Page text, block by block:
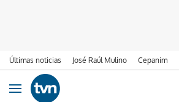
Últimas noticias José Raúl Mulino Cepanim
Ir al contenido
Obrir navegació